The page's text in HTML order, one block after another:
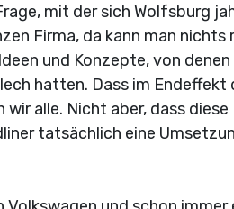
mit der sich Wolfsburg
Firma, da kann man nichts
und Konzepte, von
hatten. Dass im Endeffekt
alle. Nicht aber, dass
tatsächlich eine